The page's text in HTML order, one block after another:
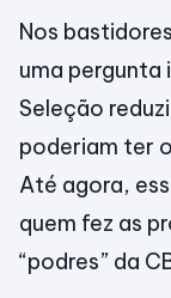
Nos
uma pergunta
Seleção
poderiam ter
Até agora,
quem fez as
“podres” da